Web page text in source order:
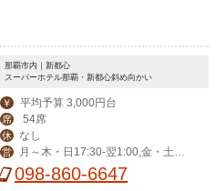
那覇市内｜新都心
スーパーホテル那覇・新都心斜め向かい
￥ 平均予算 3,000円台
席 54席
休 なし
営
月～木・日17:30-翌1:00,金・土・
祝前17:30-翌2:00
098-860-6647